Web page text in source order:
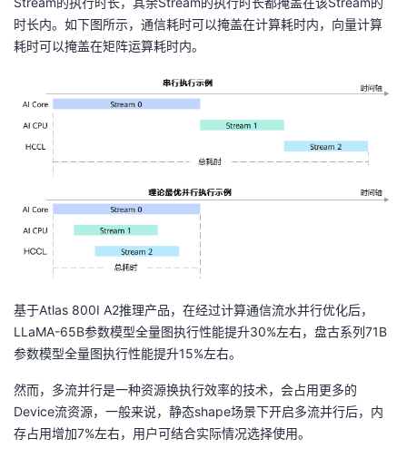
时长内。如下图所示，通信耗时可以掩盖在计算耗时内，向量计算
耗时可以掩盖在矩阵运算耗时内。
基于Atlas 800I A2推理产品，在经过计算通信流水并行优化后，
LLaMA-65B参数模型全量图执行性能提升30%左右，盘古系列71B
参数模型全量图执行性能提升15%左右。
然而，多流并行是一种资源换执行效率的技术，会占用更多的
Device流资源，一般来说，静态shape场景下开启多流并行后，内
存占用增加7%左右，用户可结合实际情况选择使用。